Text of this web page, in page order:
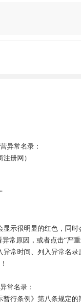
异常名录：
册网）
显示很明显的红色，同
常原因，或者点击“严
异常时间、列入异常名
常名录：
暂行条例》第八条规定